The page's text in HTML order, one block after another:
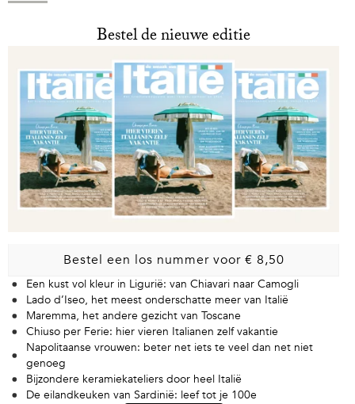
Bestel de nieuwe editie
Bestel een los nummer voor € 8,50
Een kust vol kleur in Ligurië: van Chiavari naar Camogli
Lado d’Iseo, het meest onderschatte meer van Italië
Maremma, het andere gezicht van Toscane
Chiuso per Ferie: hier vieren Italianen zelf vakantie
Napolitaanse vrouwen: beter net iets te veel dan net niet
genoeg
Bijzondere keramiekateliers door heel Italië
De eilandkeuken van Sardinië: leef tot je 100e